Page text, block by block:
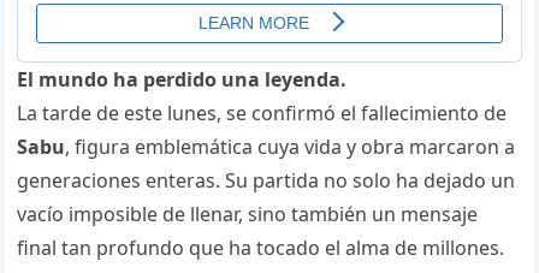
El mundo ha perdido una leyenda.
La tarde de este lunes, se confirmó el fallecimiento de
Sabu, figura emblemática cuya vida y obra marcaron a
generaciones enteras. Su partida no solo ha dejado un
vacío imposible de llenar, sino también un mensaje
final tan profundo que ha tocado el alma de millones.